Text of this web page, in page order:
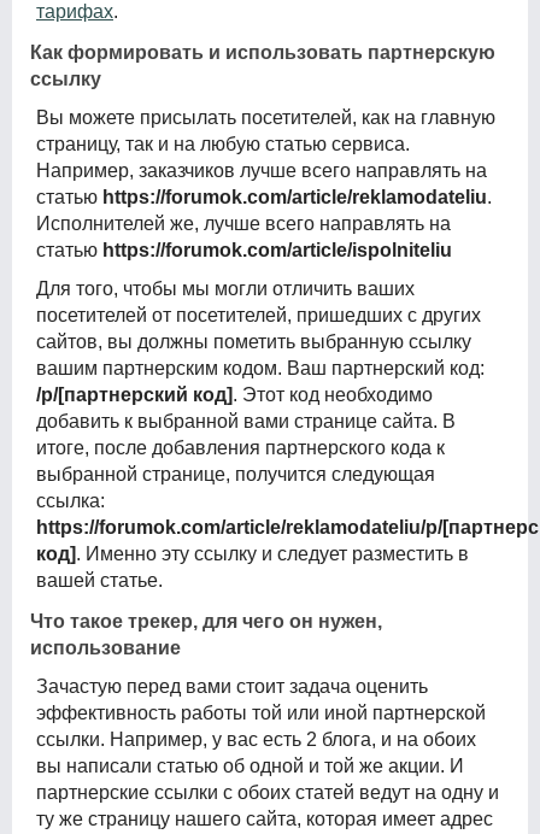
тарифах.
Как формировать и использовать партнерскую
ссылку
Вы можете присылать посетителей, как на главную
страницу, так и на любую статью сервиса.
Например, заказчиков лучше всего направлять на
статью https://forumok.com/article/reklamodateliu.
Исполнителей же, лучше всего направлять на
статью https://forumok.com/article/ispolniteliu
Для того, чтобы мы могли отличить ваших
посетителей от посетителей, пришедших с других
сайтов, вы должны пометить выбранную ссылку
вашим партнерским кодом. Ваш партнерский код:
/p/[партнерский код]. Этот код необходимо
добавить к выбранной вами странице сайта. В
итоге, после добавления партнерского кода к
выбранной странице, получится следующая
ссылка:
https://forumok.com/article/reklamodateliu/p/
код]. Именно эту ссылку и следует разместить в
вашей статье.
Что такое трекер, для чего он нужен,
использование
Зачастую перед вами стоит задача оценить
эффективность работы той или иной партнерской
ссылки. Например, у вас есть 2 блога, и на обоих
вы написали статью об одной и той же акции. И
партнерские ссылки с обоих статей ведут на одну и
ту же страницу нашего сайта, которая имеет адрес